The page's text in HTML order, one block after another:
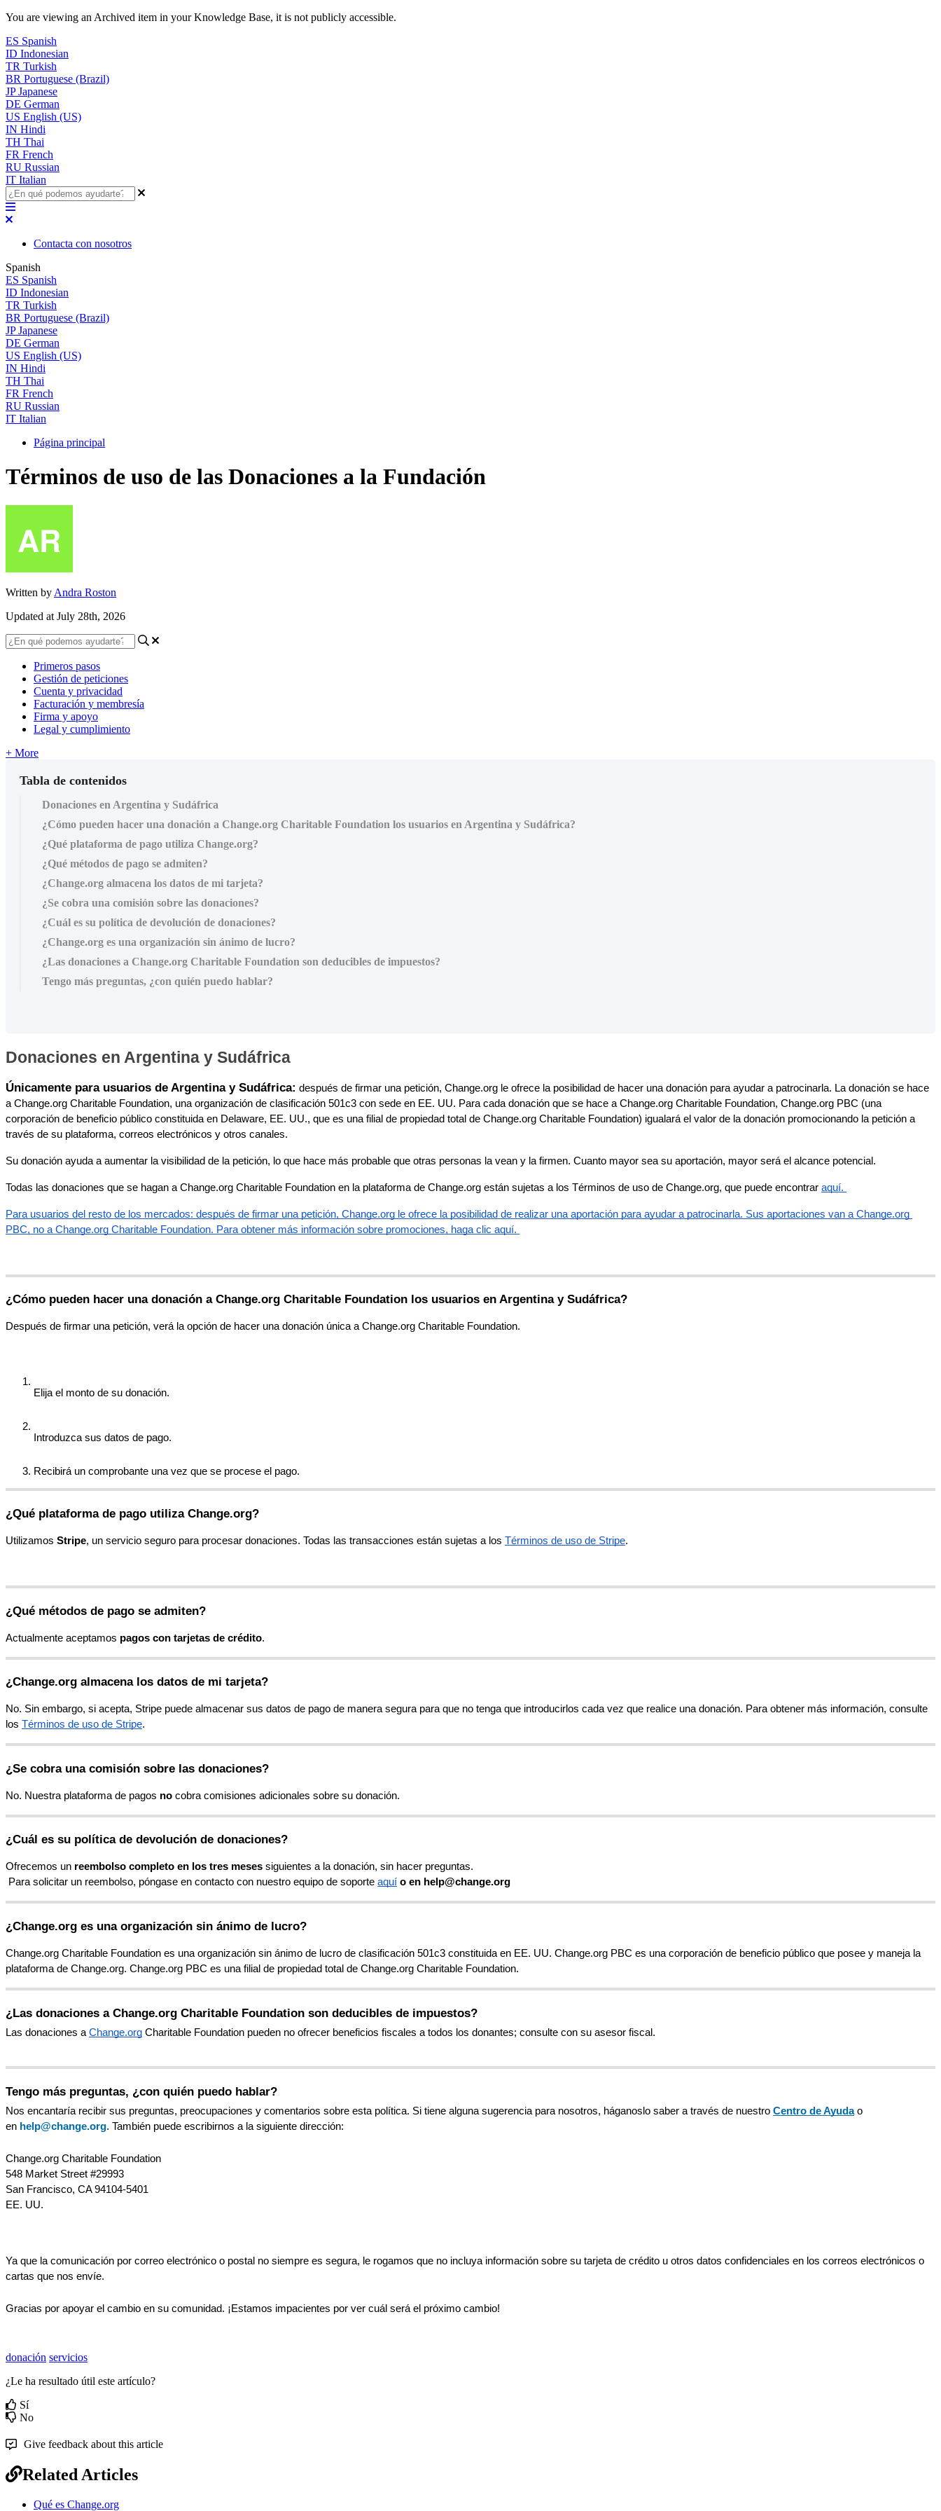
You are viewing an Archived item in your Knowledge Base, it is not publicly accessible.
ES Spanish
ID Indonesian
TR Turkish
BR Portuguese (Brazil)
JP Japanese
DE German
US English (US)
IN Hindi
TH Thai
FR French
RU Russian
IT Italian
Contacta con nosotros
Spanish
ES Spanish
ID Indonesian
TR Turkish
BR Portuguese (Brazil)
JP Japanese
DE German
US English (US)
IN Hindi
TH Thai
FR French
RU Russian
IT Italian
Página principal
Términos de uso de las Donaciones a la Fundación
Written by Andra Roston
Updated at July 28th, 2026
Primeros pasos
Gestión de peticiones
Cuenta y privacidad
Facturación y membresía
Firma y apoyo
Legal y cumplimiento
+ More
Tabla de contenidos
Donaciones en Argentina y Sudáfrica
¿Cómo pueden hacer una donación a Change.org Charitable Foundation los usuarios en Argentina y Sudáfrica?
¿Qué plataforma de pago utiliza Change.org?
¿Qué métodos de pago se admiten?
¿Change.org almacena los datos de mi tarjeta?
¿Se cobra una comisión sobre las donaciones?
¿Cuál es su política de devolución de donaciones?
¿Change.org es una organización sin ánimo de lucro?
¿Las donaciones a Change.org Charitable Foundation son deducibles de impuestos?
Tengo más preguntas, ¿con quién puedo hablar?
Donaciones en Argentina y Sudáfrica
Únicamente para usuarios de Argentina y Sudáfrica: después de firmar una petición, Change.org le ofrece la posibilidad de hacer una donación para ayudar a patrocinarla. La donación se hace
a Change.org Charitable Foundation, una organización de clasificación 501c3 con sede en EE. UU. Para cada donación que se hace a Change.org Charitable Foundation, Change.org PBC (una
corporación de beneficio público constituida en Delaware, EE. UU., que es una filial de propiedad total de Change.org Charitable Foundation) igualará el valor de la donación promocionando la petición a
través de su plataforma, correos electrónicos y otros canales.
Su donación ayuda a aumentar la visibilidad de la petición, lo que hace más probable que otras personas la vean y la firmen. Cuanto mayor sea su aportación, mayor será el alcance potencial.
Todas las donaciones que se hagan a Change.org Charitable Foundation en la plataforma de Change.org están sujetas a los Términos de uso de Change.org, que puede encontrar aquí.
Para usuarios del resto de los mercados: después de firmar una petición, Change.org le ofrece la posibilidad de realizar una aportación para ayudar a patrocinarla. Sus aportaciones van a Change.org
PBC, no a Change.org Charitable Foundation. Para obtener más información sobre promociones, haga clic aquí.
¿Cómo pueden hacer una donación a Change.org Charitable Foundation los usuarios en Argentina y Sudáfrica?
Después de firmar una petición, verá la opción de hacer una donación única a Change.org Charitable Foundation.
Elija el monto de su donación.
Introduzca sus datos de pago.
Recibirá un comprobante una vez que se procese el pago.
¿Qué plataforma de pago utiliza Change.org?
Utilizamos Stripe, un servicio seguro para procesar donaciones. Todas las transacciones están sujetas a los Términos de uso de Stripe.
¿Qué métodos de pago se admiten?
Actualmente aceptamos pagos con tarjetas de crédito.
¿Change.org almacena los datos de mi tarjeta?
No. Sin embargo, si acepta, Stripe puede almacenar sus datos de pago de manera segura para que no tenga que introducirlos cada vez que realice una donación. Para obtener más información, consulte
los Términos de uso de Stripe.
¿Se cobra una comisión sobre las donaciones?
No. Nuestra plataforma de pagos no cobra comisiones adicionales sobre su donación.
¿Cuál es su política de devolución de donaciones?
Ofrecemos un reembolso completo en los tres meses siguientes a la donación, sin hacer preguntas.
Para solicitar un reembolso, póngase en contacto con nuestro equipo de soporte aquí o en help@change.org
¿Change.org es una organización sin ánimo de lucro?
Change.org Charitable Foundation es una organización sin ánimo de lucro de clasificación 501c3 constituida en EE. UU. Change.org PBC es una corporación de beneficio público que posee y maneja la
plataforma de Change.org. Change.org PBC es una filial de propiedad total de Change.org Charitable Foundation.
¿ Las donaciones a Change.org Charitable Foundation son deducibles de impuestos?
Las donaciones a Change.org Charitable Foundation pueden no ofrecer beneficios fiscales a todos los donantes; consulte con su asesor fiscal .
Tengo más preguntas, ¿con quién puedo hablar?
Nos encantaría recibir sus preguntas, preocupaciones y comentarios sobre esta pol ítica. Si tiene alguna sugerencia para nosotros, háganoslo saber a través de nuestro Centro deAyuda o
en help@change.org. También puede escribirnos a la siguiente dirección:
Change.org Charitable Foundation
548 Market Street #29993
San Francisco, CA 94104-5401
EE. UU.
Ya que la comunicación por correo electrónico o postal no siempre es segura, le rogamos que no incluya información sobre su tarjeta de crédito u otros datos confidenciales en los correos electrónicos o
cartas que nos envíe.
Gracias por apoyar el cambio en su comunidad. ¡Estamos impacientes por ver cuá será el próximo cambio!
donación servicios
¿Le ha resultado útil este artículo?
Sí
No
Give feedback about this article
Related Articles
Qué es Change.org